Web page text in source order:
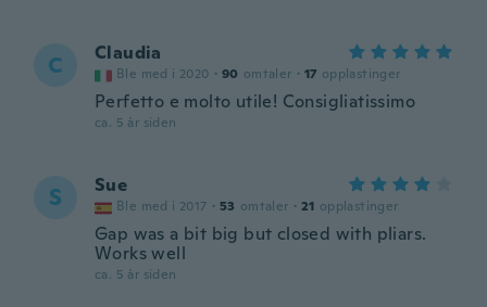
C Claudia
Ble med i 2020 · 90 omtaler · 17 opplastinger
Perfetto e molto utile! Consigliatissimo
ca. 5 år siden
S Sue
Ble med i 2017 · 53 omtaler · 21 opplastinger
Gap was a bit big but closed with pliars.
Works well
ca. 5 år siden